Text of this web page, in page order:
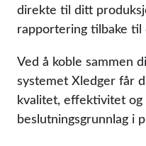
direkte til ditt
rapportering tilbake til
Ved å koble sammen
systemet Xledger får
kvalitet, effektivitet og
beslutningsgrunnlag i